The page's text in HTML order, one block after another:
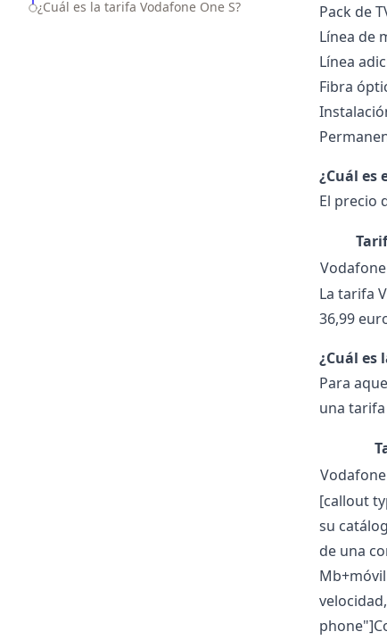
¿Cuál es la tarifa Vodafone One S?
Pack de
Línea de
Línea
Fibra
¿Cuál es
El precio
La tarifa
36,99
¿Cuál es
Para
una tarifa
[callout
su
de una